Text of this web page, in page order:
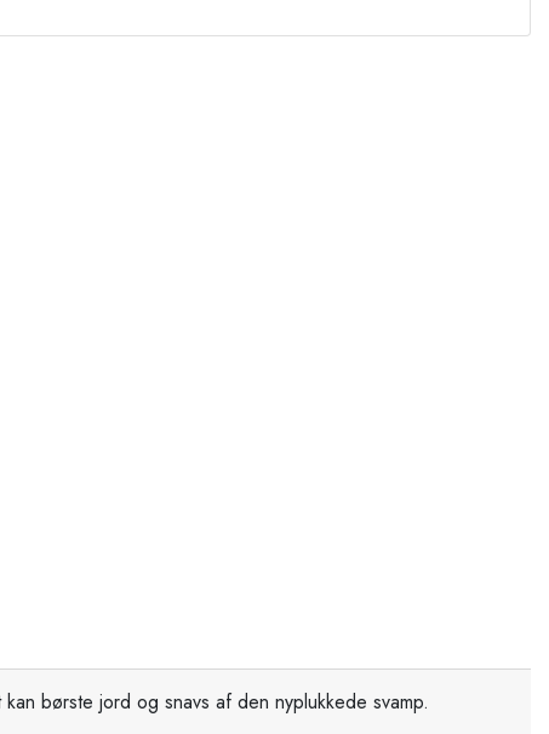
børste jord og snavs af den nyplukkede svamp.